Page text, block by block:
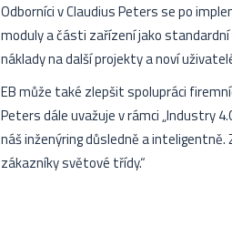
Odborníci v Claudius Peters se po
moduly a části zařízení jako
náklady na další projekty a noví
EB může také zlepšit spolupráci
Peters dále uvažuje v rámci „Industry
náš inženýring důsledně a
zákazníky světové třídy.“